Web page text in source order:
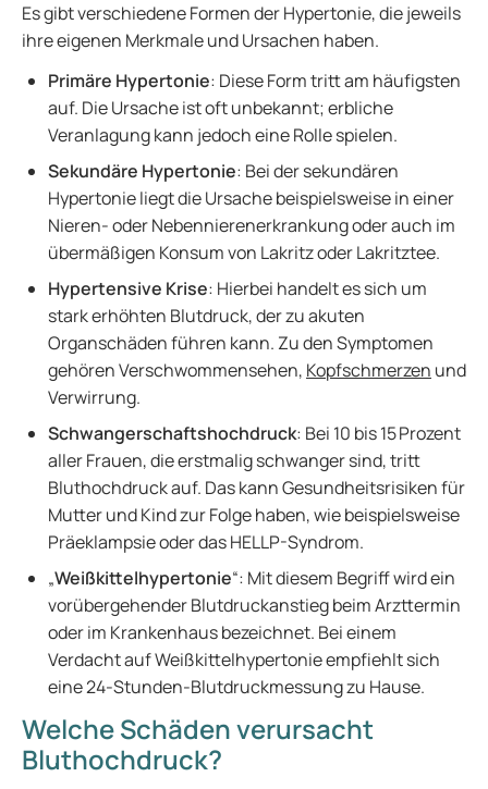
Es gibt verschiedene Formen der Hypertonie, die jeweils
ihre eigenen Merkmale und Ursachen haben.
Primäre Hypertonie: Diese Form tritt am häufigsten
auf. Die Ursache ist oft unbekannt; erbliche
Veranlagung kann jedoch eine Rolle spielen.
Sekundäre Hypertonie: Bei der sekundären
Hypertonie liegt die Ursache beispielsweise in einer
Nieren- oder Nebennierenerkrankung oder auch im
übermäßigen Konsum von Lakritz oder Lakritztee.
Hypertensive Krise: Hierbei handelt es sich um
stark erhöhten Blutdruck, der zu akuten
Organschäden führen kann. Zu den Symptomen
gehören Verschwommensehen, Kopfschmerzen und
Verwirrung.
Schwangerschaftshochdruck: Bei 10 bis 15 Prozent
aller Frauen, die erstmalig schwanger sind, tritt
Bluthochdruck auf. Das kann Gesundheitsrisiken für
Mutter und Kind zur Folge haben, wie beispielsweise
Präeklampsie oder das HELLP-Syndrom.
„Weißkittelhypertonie“: Mit diesem Begriff wird ein
vorübergehender Blutdruckanstieg beim Arzttermin
oder im Krankenhaus bezeichnet. Bei einem
Verdacht auf Weißkittelhypertonie empfiehlt sich
eine 24-Stunden-Blutdruckmessung zu Hause.
Welche Schäden verursacht
Bluthochdruck?